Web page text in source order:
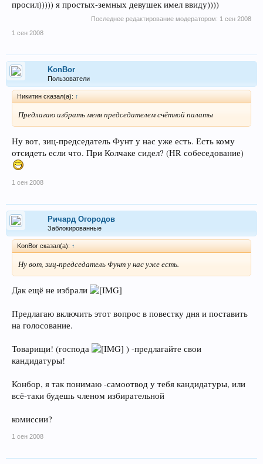
просил))))) я простых-земных девушек имел ввиду))))
Последнее редактирование модератором: 1 сен 2008
1 сен 2008
KonBor
Пользователи
Никитин сказал(а): ↑
Предлагаю избрать меня председателем счётной палаты
Ну вот, зиц-председатель Фунт у нас уже есть. Есть кому
отсидеть если что. При Колчаке сидел? (HR собеседование)
1 сен 2008
Ричард Огородов
Заблокированные
KonBor сказал(а): ↑
Ну вот, зиц-председатель Фунт у нас уже есть.
Дак ещё не избрали
Предлагаю включить этот вопрос в повестку дня и поставить
на голосование.
Товарищи! (господа
) -предлагайте свои
кандидатуры!
Конбор, я так понимаю -самоотвод у тебя кандидатуры, или
всё-таки будешь членом избирательной
комиссии?
1 сен 2008